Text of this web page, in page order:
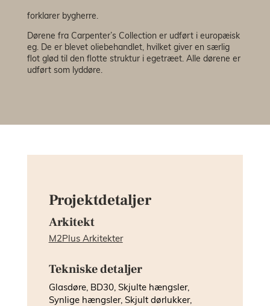
forklarer bygherre.
Dørene fra Carpenter’s Collection er udført i europæisk
eg. De er blevet oliebehandlet, hvilket giver en særlig
flot glød til den flotte struktur i egetræet. Alle dørene er
udført som lyddøre.
Projektdetaljer
Arkitekt
M2Plus Arkitekter
Tekniske detaljer
Glasdøre, BD30, Skjulte hængsler,
Synlige hængsler, Skjult dørlukker,